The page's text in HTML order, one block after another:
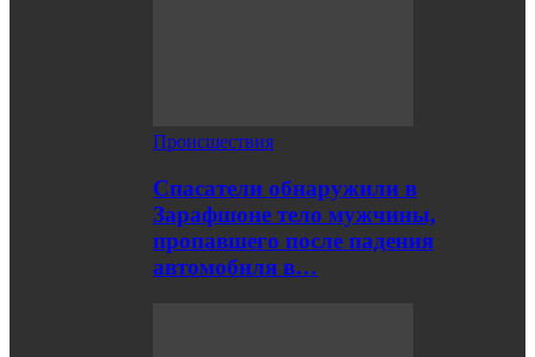
Происшествия
Спасатели обнаружили в
Зарафшоне тело мужчины,
пропавшего после падения
автомобиля в…